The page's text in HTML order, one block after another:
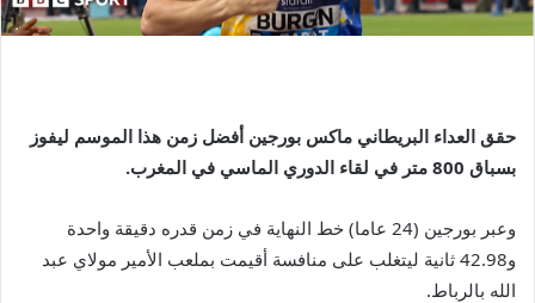
حقق العداء البريطاني ماكس بورجين أفضل زمن هذا الموسم ليفوز
بسباق 800 متر في لقاء الدوري الماسي في المغرب.
وعبر بورجين (24 عاما) خط النهاية في زمن قدره دقيقة واحدة
و42.98 ثانية ليتغلب على منافسة أقيمت بملعب الأمير مولاي عبد
الله بالرباط.